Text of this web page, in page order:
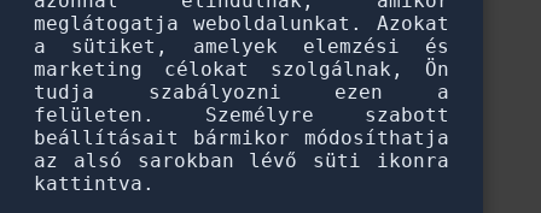
Betöltés...
meglátogatja weboldalunkat. Azokat
a sütiket, amelyek elemzési és
marketing célokat szolgálnak, Ön
tudja szabályozni ezen a
felületen. Személyre szabott
beállításait bármikor módosíthatja
az alsó sarokban lévő süti ikonra
kattintva.